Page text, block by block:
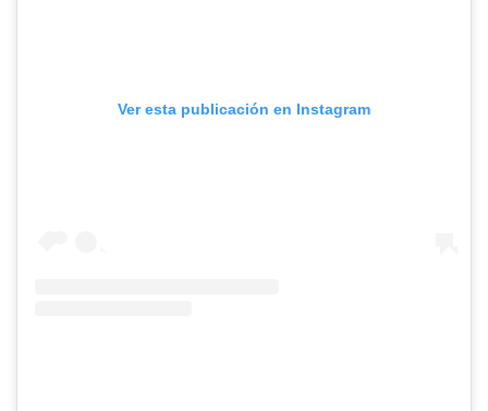
Ver esta publicación en Instagram